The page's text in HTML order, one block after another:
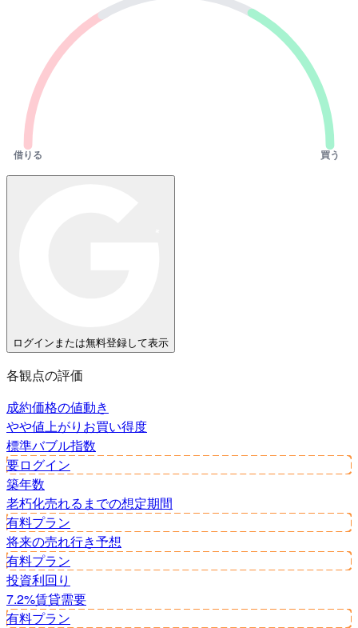
借りる 買う
ログインまたは無料登録して表示
各観点の評価
成約価格の値動き
やや値上がり お買い得度
標準バブル指数
要ログイン
築年数
老朽化売れるまでの想定期間
有料プラン
将来の売れ行き予想
有料プラン
投資利回り
7.2%賃貸需要
有料プラン